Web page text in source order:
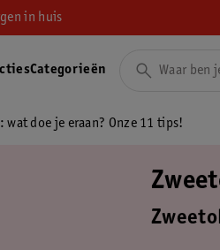
in huis
Categorieën
wat doe je eraan? Onze 11 tips!